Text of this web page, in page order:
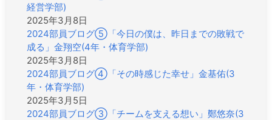
経営学部)
2025年3月8日
2024部員ブログ⑤「今日の僕は、昨日までの敗戦で
成る」金翔空(4年・体育学部)
2025年3月8日
2024部員ブログ④「その時感じた幸せ」金基佑(3
年・体育学部)
2025年3月5日
2024部員ブログ③「チームを支える想い」鄭悠奈(3